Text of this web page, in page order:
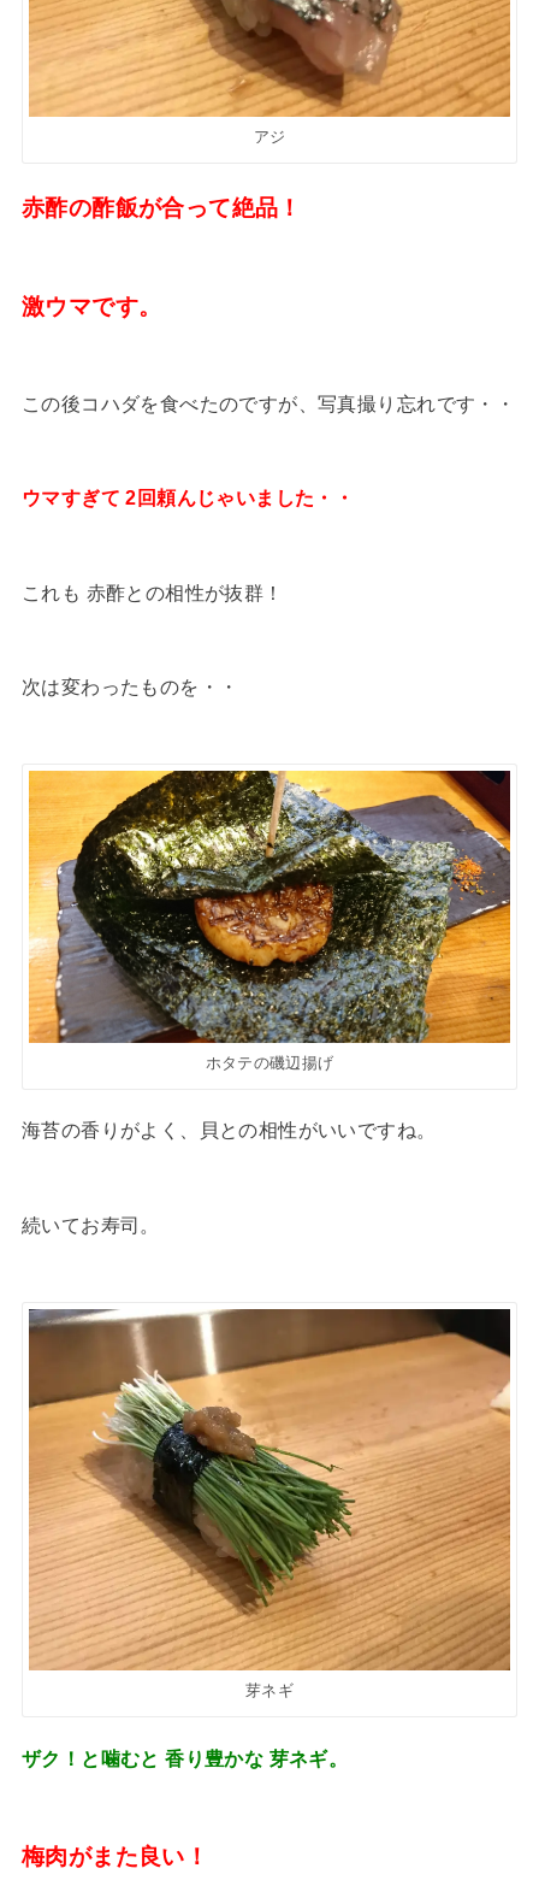
アジ
赤酢の酢飯が合って絶品！
激ウマです。
この後コハダを食べたのですが、写真撮り忘れです・・
ウマすぎて 2回頼んじゃいました・・
これも 赤酢との相性が抜群！
次は変わったものを・・
ホタテの磯辺揚げ
海苔の香りがよく、貝との相性がいいですね。
続いてお寿司。
芽ネギ
ザク！と噛むと 香り豊かな 芽ネギ。
梅肉がまた良い！